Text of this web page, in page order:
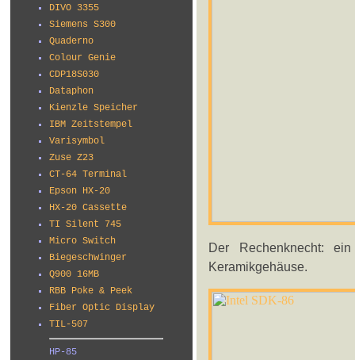
DIVO 3355
Siemens S300
Quaderno
Colour Genie
CDP18S030
Dataphon
Kienzle Speicher
IBM Zeitstempel
Varisymbol
Zuse Z23
CT-64 Terminal
Epson HX-20
HX-20 Cassette
TI Silent 745
Micro Switch
Biegeschwinger
Q900 16MB
RBB Poke & Peek
Fiber Optic Display
TIL-507
HP-85
Der Rechenknecht:
Keramikgehäuse.